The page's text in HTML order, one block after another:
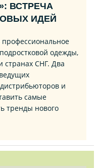
ВСТРЕЧА
ИДЕЙ
профессиональное
одежды,
странах СНГ. Два
и
самые
тренды нового